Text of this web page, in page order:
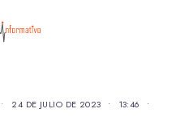
• 24 DE JULIO DE 2023 • 13:46
•